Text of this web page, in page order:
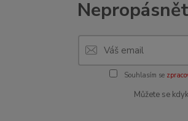
Souhlasím se
Můžete se